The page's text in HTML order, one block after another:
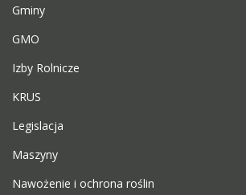
Gminy
GMO
Izby Rolnicze
KRUS
Legislacja
Maszyny
Nawożenie i ochrona roślin